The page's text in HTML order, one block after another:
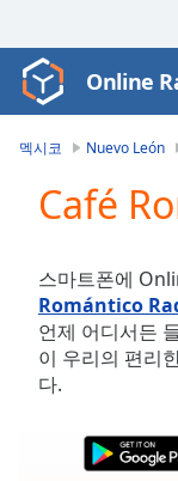
Video
Player
Play
Video
Skip
Backward
Skip
Forward
Mute
Current
Duration-:-
Online
멕시코 Nuevo León
Café
스마트폰에
Romántico
언제 어디서든
이 우리의 편리
다.